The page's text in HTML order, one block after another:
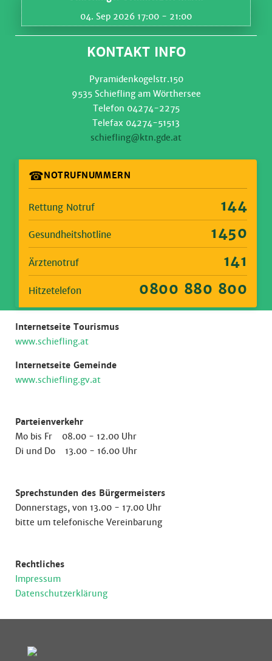
04. Sep 2026 17:00 - 21:00
KONTAKT INFO
Pyramidenkogelstr.150
9535 Schiefling am Wörthersee
Telefon 04274-2275
Telefax 04274-51513
schiefling@ktn.gde.at
☎NOTRUFNUMMERN
Rettung Notruf 144
Gesundheitshotline 1450
Ärztenotruf 141
Hitzetelefon 0800 880 800
Internetseite Tourismus
www.schiefling.at
Internetseite Gemeinde
www.schiefling.gv.at
Parteienverkehr
Mo bis Fr 08.00 - 12.00 Uhr
Di und Do 13.00 - 16.00 Uhr
Sprechstunden des Bürgermeisters
Donnerstags, von 13.00 - 17.00 Uhr
bitte um telefonische Vereinbarung
Rechtliches
Impressum
Datenschutzerklärung